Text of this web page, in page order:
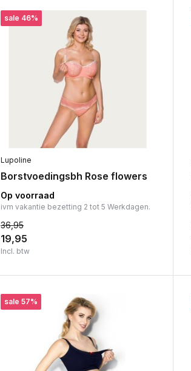
sale 46%
Lupoline
Borstvoedingsbh Rose flowers
Op voorraad
ivm vakantie bezetting 2 tot 5 Werkdagen.
36,95
19,95
Incl. btw
sale 57%